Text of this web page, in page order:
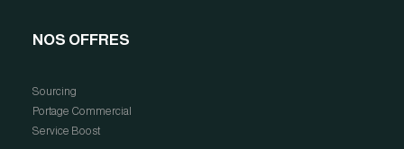
NOS OFFRES
Sourcing
Portage Commercial
Service Boost